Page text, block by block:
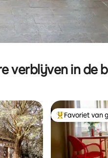
verblijven in de
Topfavoriet
Favoriet van